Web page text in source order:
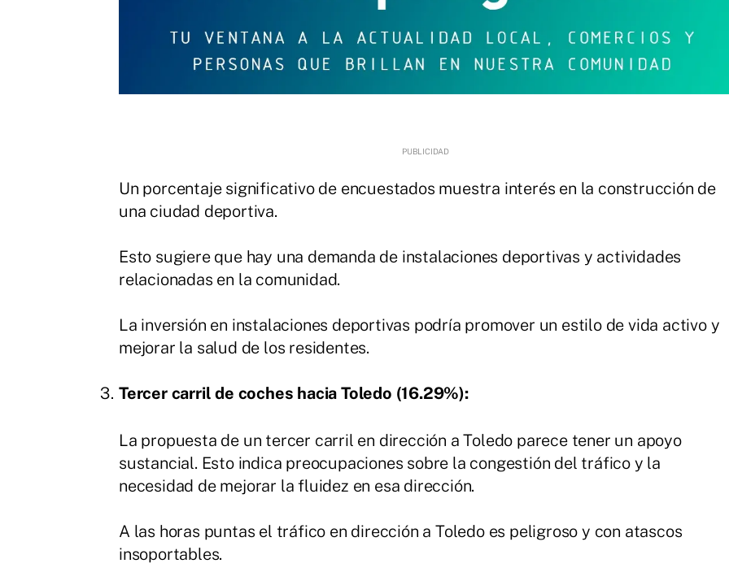
Un porcentaje significativo de encuestados muestra interés en la construcción de
una ciudad deportiva.
Esto sugiere que hay una demanda de instalaciones deportivas y actividades
relacionadas en la comunidad.
La inversión en instalaciones deportivas podría promover un estilo de vida activo y
mejorar la salud de los residentes.
Tercer carril de coches hacia Toledo (16.29%):
La propuesta de un tercer carril en dirección a Toledo parece tener un apoyo
sustancial. Esto indica preocupaciones sobre la congestión del tráfico y la
necesidad de mejorar la fluidez en esa dirección.
A las horas puntas el tráfico en dirección a Toledo es peligroso y con atascos
insoportables.